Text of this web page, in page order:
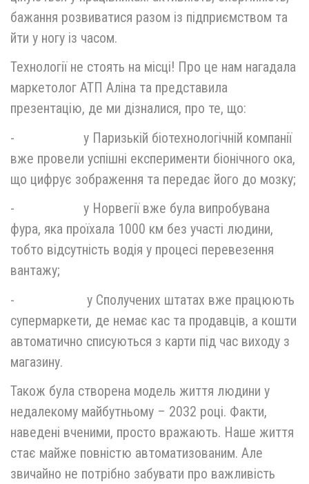
бажання розвиватися разом із підприємством та
йти у ногу із часом.
Технології не стоять на місці! Про це нам нагадала
маркетолог АТП Аліна та представила
презентацію, де ми дізналися, про те, що:
- у Паризькій біотехнологічній компанії
вже провели успішні експерименти біонічного ока,
що цифрує зображення та передає його до мозку;
- у Норвегії вже була випробувана
фура, яка проїхала 1000 км без участі людини,
тобто відсутність водія у процесі перевезення
вантажу;
- у Сполучених штатах вже працюють
супермаркети, де немає кас та продавців, а кошти
автоматично списуються з карти під час виходу з
магазину.
Також була створена модель життя людини у
недалекому майбутньому – 2032 році. Факти,
наведені вченими, просто вражають. Наше життя
стає майже повністю автоматизованим. Але
звичайно не потрібно забувати про важливість